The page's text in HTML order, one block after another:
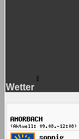
Wetter